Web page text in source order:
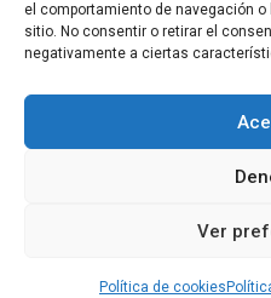
el comportamiento de navegación
sitio. No consentir o retirar el
negativamente a ciertas
Ver
Política de cookies
Copyright Colegio Oficial de